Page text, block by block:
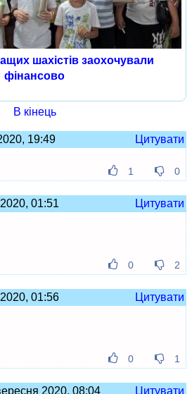
шахістів заохочували
фінансово
В кінець
19:49
Цитувати
1 0
01:51 Цитувати
0 2
01:56 Цитувати
0 1
2020, 08:04 Цитувати